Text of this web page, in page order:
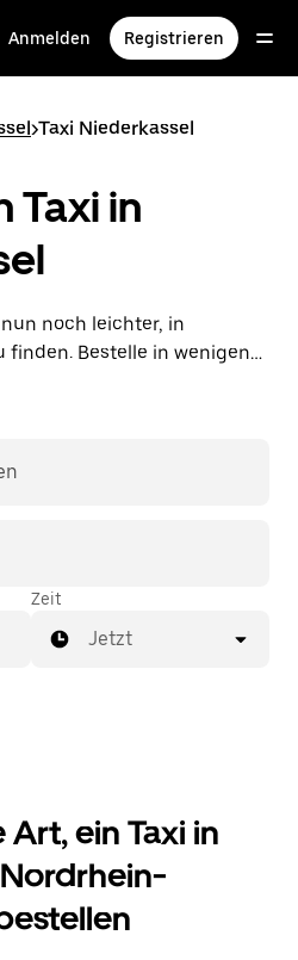
Anmelden Registrieren
>Taxi Niederkassel
Taxi in
noch leichter, in
finden. Bestelle in wenigen
deine Fahrt direkt in
zu bestellen.
Zeit
Jetzt
ein Taxi in